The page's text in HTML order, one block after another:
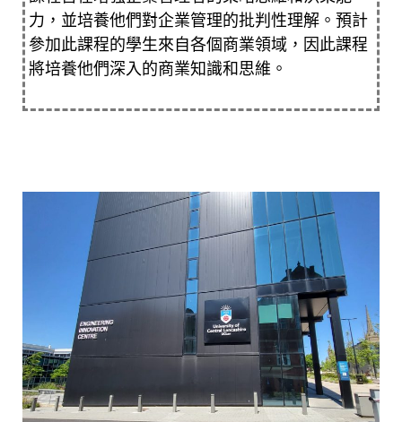
力，並培養他們對企業管理的批判性理解。預計
參加此課程的學生來自各個商業領域，因此課程
將培養他們深入的商業知識和思維。